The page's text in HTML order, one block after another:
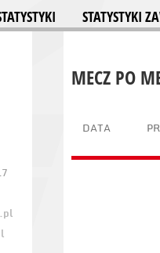
STATYSTYKI
MECZ PO
DATA